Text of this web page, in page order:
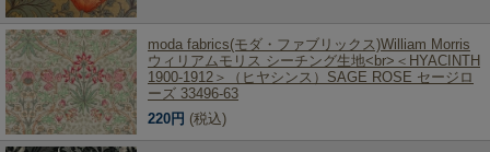
moda fabrics(モダ・ファブリックス)William Morris
ウィリアムモリス シーチング生地<br>＜HYACINTH
1900-1912＞（ヒヤシンス）SAGE ROSE セージロ
ーズ 33496-63
220円 (税込)